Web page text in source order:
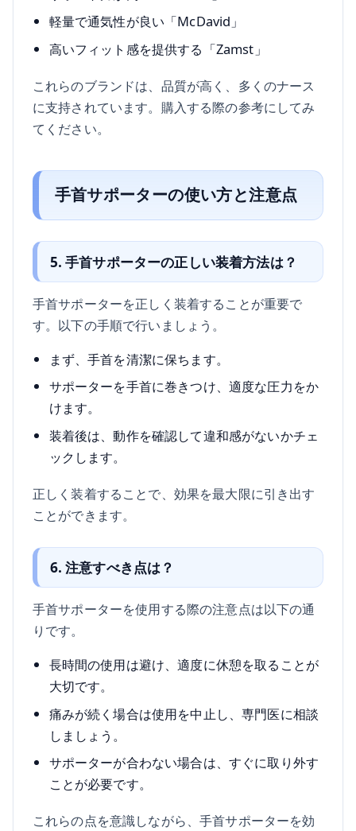
軽量で通気性が良い「McDavid」
高いフィット感を提供する「Zamst」
これらのブランドは、品質が高く、多くのナース
に支持されています。購入する際の参考にしてみ
てください。
手首サポーターの使い方と注意点
5. 手首サポーターの正しい装着方法は？
手首サポーターを正しく装着することが重要で
す。以下の手順で行いましょう。
まず、手首を清潔に保ちます。
サポーターを手首に巻きつけ、適度な圧力をか
けます。
装着後は、動作を確認して違和感がないかチェ
ックします。
正しく装着することで、効果を最大限に引き出す
ことができます。
6. 注意すべき点は？
手首サポーターを使用する際の注意点は以下の通
りです。
長時間の使用は避け、適度に休憩を取ることが
大切です。
痛みが続く場合は使用を中止し、専門医に相談
しましょう。
サポーターが合わない場合は、すぐに取り外す
ことが必要です。
これらの点を意識しながら、手首サポーターを効